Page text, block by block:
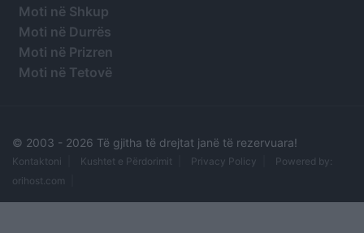
Moti në Shkup
Moti në Durrës
Moti në Prizren
Moti në Tetovë
© 2003 - 2026 Të gjitha të drejtat janë të rezervuara!
Kontaktoni Kushtet e Përdorimit Privacy Policy
Powered by:
orihost.com